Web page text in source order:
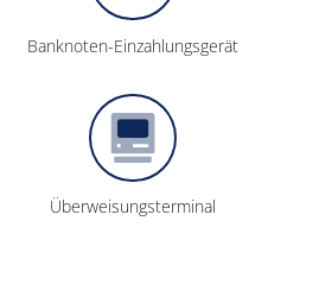
Bank­noten-Einzahlungs­gerät
Über­weisungs­terminal